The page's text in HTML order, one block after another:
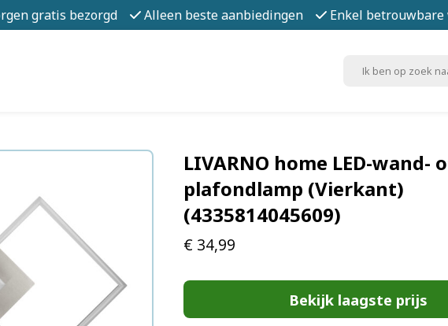
gratis bezorgd Alleen beste aanbiedingen Enkel betrouwbare
LIVARNO home LED-wand-
plafondlamp (Vierkant)
(4335814045609)
€ 34,99
Bekijk laagste prijs